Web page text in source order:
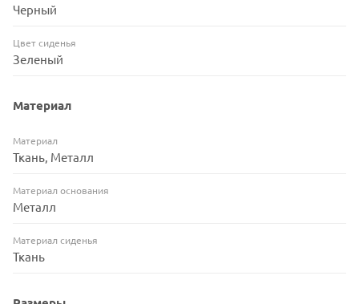
Черный
Цвет сиденья
Зеленый
Материал
Материал
Ткань, Металл
Материал основания
Металл
Материал сиденья
Ткань